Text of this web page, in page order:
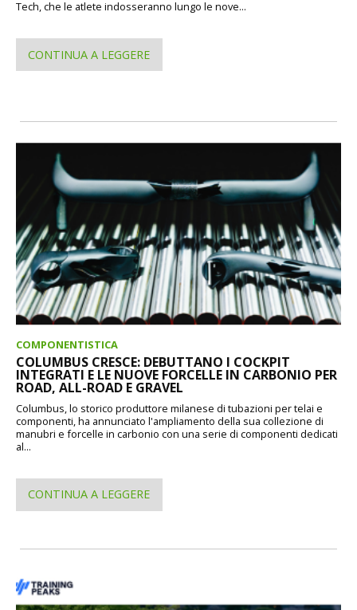
Tech, che le atlete indosseranno lungo le nove...
CONTINUA A LEGGERE
COMPONENTISTICA
COLUMBUS CRESCE: DEBUTTANO I COCKPIT
INTEGRATI E LE NUOVE FORCELLE IN CARBONIO PER
ROAD, ALL-ROAD E GRAVEL
Columbus, lo storico produttore milanese di tubazioni per telai e
componenti, ha annunciato l'ampliamento della sua collezione di
manubri e forcelle in carbonio con una serie di componenti dedicati
al...
CONTINUA A LEGGERE